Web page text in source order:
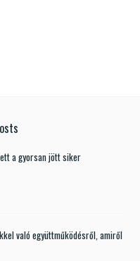
a gyorsan jött siker
való együttműködésről, amiről